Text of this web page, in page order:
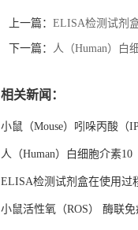
上一篇： ELISA检测试剂
下一篇： 人（Human）白
相关新闻：
小鼠（Mouse）吲哚丙酸（
人（Human）白细胞介素
ELISA检测试剂盒在使用过
小鼠活性氧（ROS） 酶联